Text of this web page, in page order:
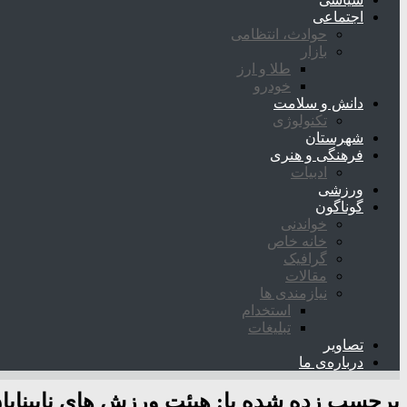
اجتماعی
حوادث، انتظامی
بازار
طلا و ارز
خودرو
دانش و سلامت
تکنولوژی
شهرستان
فرهنگی و هنری
ادبیات
ورزشی
گوناگون
خواندنی
خانه خاص
گرافیک
مقالات
نیازمندی ها
استخدام
تبلیغات
تصاویر
درباره‌ی ما
برچسب زده شده با: هیئت ورزش های